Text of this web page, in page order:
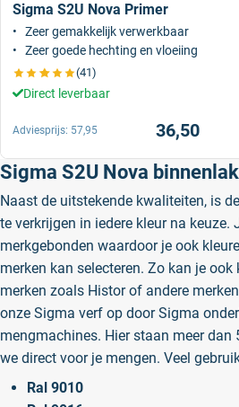
Sigma S2U Nova Primer
Zeer gemakkelijk verwerkbaar
Zeer goede hechting en vloeiing
(41)
Direct leverbaar
36,50
Adviesprijs: 57,95
Sigma S2U Nova
Naast de uitstekende kwaliteiten, is
te verkrijgen in iedere kleur na keuze.
merkgebonden waardoor je ook
merken kan selecteren. Zo kan je ook
merken zoals Histor of andere
onze Sigma verf op door Sigma
mengmachines. Hier staan meer dan
we direct voor je mengen. Veel
Ral 9010